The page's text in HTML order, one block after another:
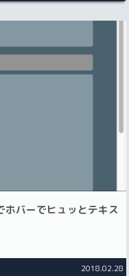
バーでヒュッとテキス
2018.02.28